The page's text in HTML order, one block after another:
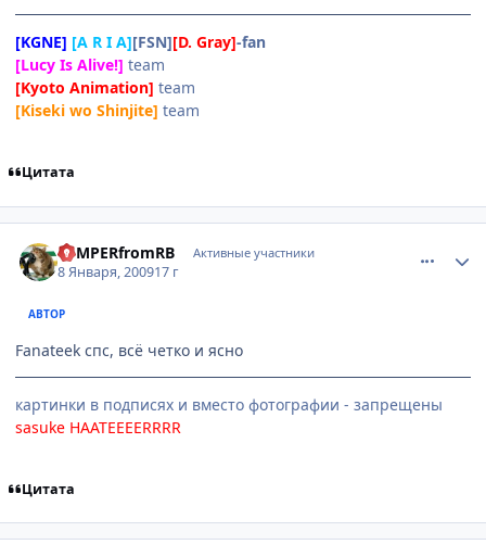
[KGNE] [A R I A][FSN][D. Gray]-fan
[Lucy Is Alive!] team
[Kyoto Animation] team
[Kiseki wo Shinjite] team
Цитата
KEMPERfromRB Активные участники
8 Января, 200917 г
АВТОР
Fanateek спс, всё четко и ясно
картинки в подписях и вместо фотографии - запрещены
sasuke HAATEEEERRRR
Цитата